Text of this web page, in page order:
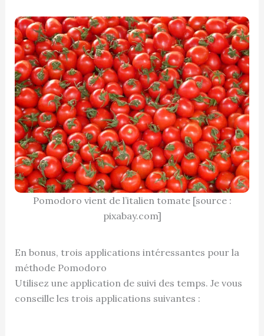
Pomodoro vient de l’italien tomate [source :
pixabay.com]
En bonus, trois applications intéressantes pour la
méthode Pomodoro
Utilisez une application de suivi des temps. Je vous
conseille les trois applications suivantes :